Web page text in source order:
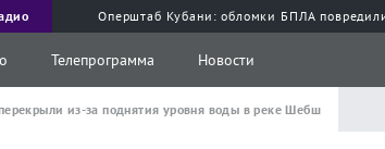
Оперштаб Кубани: обломки БПЛА
Телепрограмма Новости
из-за поднятия уровня воды в реке Шебш